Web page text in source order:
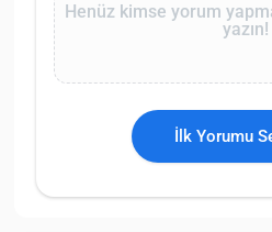
Henüz kimse yorum
yazın!
İlk Yorumu